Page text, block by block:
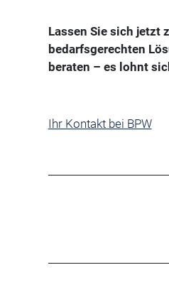
Lassen Sie sich jetzt
bedarfsgerechten
beraten – es lohnt
Ihr Kontakt bei BPW